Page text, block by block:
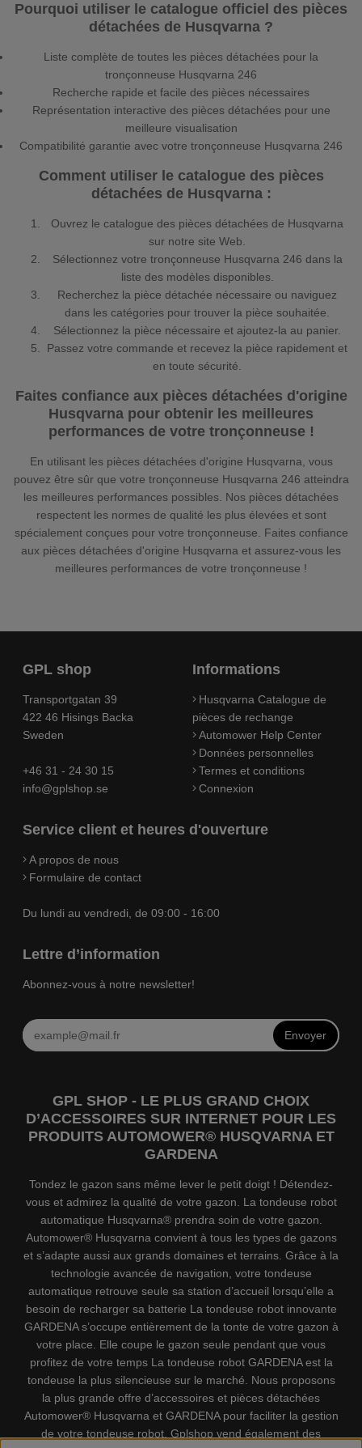
Pourquoi utiliser le catalogue officiel des pièces
détachées de Husqvarna ?
Liste complète de toutes les pièces détachées pour la
tronçonneuse Husqvarna 246
Recherche rapide et facile des pièces nécessaires
Représentation interactive des pièces détachées pour une
meilleure visualisation
Compatibilité garantie avec votre tronçonneuse Husqvarna 246
Comment utiliser le catalogue des pièces
détachées de Husqvarna :
Ouvrez le catalogue des pièces détachées de Husqvarna
sur notre site Web.
Sélectionnez votre tronçonneuse Husqvarna 246 dans la
liste des modèles disponibles.
Recherchez la pièce détachée nécessaire ou naviguez
dans les catégories pour trouver la pièce souhaitée.
Sélectionnez la pièce nécessaire et ajoutez-la au panier.
Passez votre commande et recevez la pièce rapidement et
en toute sécurité.
Faites confiance aux pièces détachées d'origine
Husqvarna pour obtenir les meilleures
performances de votre tronçonneuse !
En utilisant les pièces détachées d'origine Husqvarna, vous
pouvez être sûr que votre tronçonneuse Husqvarna 246 atteindra
les meilleures performances possibles. Nos pièces détachées
respectent les normes de qualité les plus élevées et sont
spécialement conçues pour votre tronçonneuse. Faites confiance
aux pièces détachées d'origine Husqvarna et assurez-vous les
meilleures performances de votre tronçonneuse !
GPL shop
Transportgatan 39
422 46 Hisings Backa
Sweden
+46 31 - 24 30 15
info@gplshop.se
Informations
Husqvarna Catalogue de
pièces de rechange
Automower Help Center
Données personnelles
Termes et conditions
Connexion
Service client et heures d'ouverture
A propos de nous
Formulaire de contact
Du lundi au vendredi, de 09:00 - 16:00
Lettre d’information
Abonnez-vous à notre newsletter!
Envoyer
GPL SHOP - LE PLUS GRAND CHOIX
D’ACCESSOIRES SUR INTERNET POUR LES
PRODUITS AUTOMOWER® HUSQVARNA ET
GARDENA
Tondez le gazon sans même lever le petit doigt ! Détendez-
vous et admirez la qualité de votre gazon. La tondeuse robot
automatique Husqvarna® prendra soin de votre gazon.
Automower® Husqvarna convient à tous les types de gazons
et s’adapte aussi aux grands domaines et terrains. Grâce à la
technologie avancée de navigation, votre tondeuse
automatique retrouve seule sa station d’accueil lorsqu’elle a
besoin de recharger sa batterie La tondeuse robot innovante
GARDENA s’occupe entièrement de la tonte de votre gazon à
votre place. Elle coupe le gazon seule pendant que vous
profitez de votre temps La tondeuse robot GARDENA est la
tondeuse la plus silencieuse sur le marché. Nous proposons
la plus grande offre d’accessoires et pièces détachées
Automower® Husqvarna et GARDENA pour faciliter la gestion
de votre tondeuse robot. Gplshop vend également des